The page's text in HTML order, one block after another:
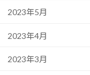
2023年5月
2023年4月
2023年3月